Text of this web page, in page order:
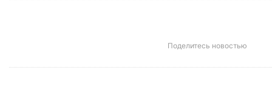
Поделитесь новостью